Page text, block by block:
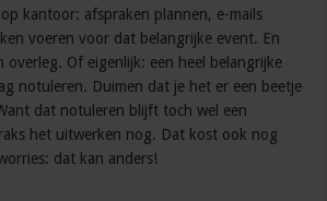
kantoor: afspraken plannen, e-mails
voeren voor dat belangrijke event. En
overleg. Of eigenlijk: een heel belangrijke
notuleren. Duimen dat je het er een beetje
dat notuleren blijft toch wel een
het uitwerken nog. Dat kost ook nog
dat kan anders!